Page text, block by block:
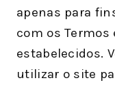
apenas para
com os Termos
estabelecidos.
utilizar o site